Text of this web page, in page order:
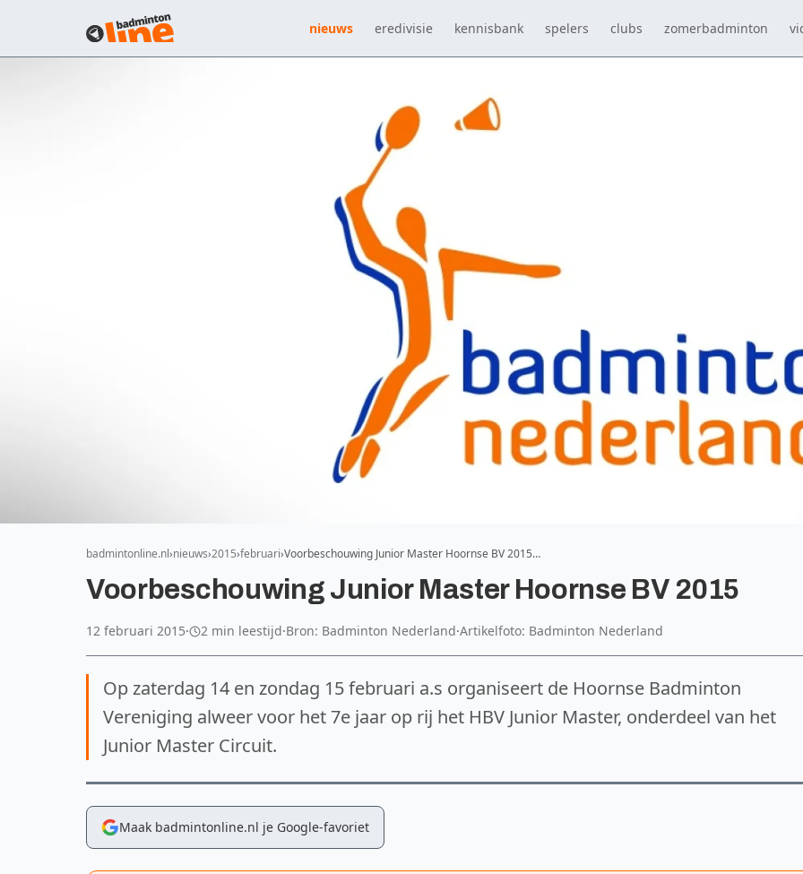
nieuws eredivisie kennisbank spelers clubs zomerbadminton
badmintonline.nl nieuws 2015 februari Voorbeschouwing Junior Master Hoornse BV 2015…
Voorbeschouwing Junior Master Hoornse BV 2015
12 februari 2015· 2 min leestijd·Bron: Badminton Nederland·Artikelfoto: Badminton Nederland
Op zaterdag 14 en zondag 15 februari a.s organiseert de Hoornse Badminton
Vereniging alweer voor het 7e jaar op rij het HBV Junior Master, onderdeel van het
Junior Master Circuit.
Maak badmintonline.nl je Google-favoriet